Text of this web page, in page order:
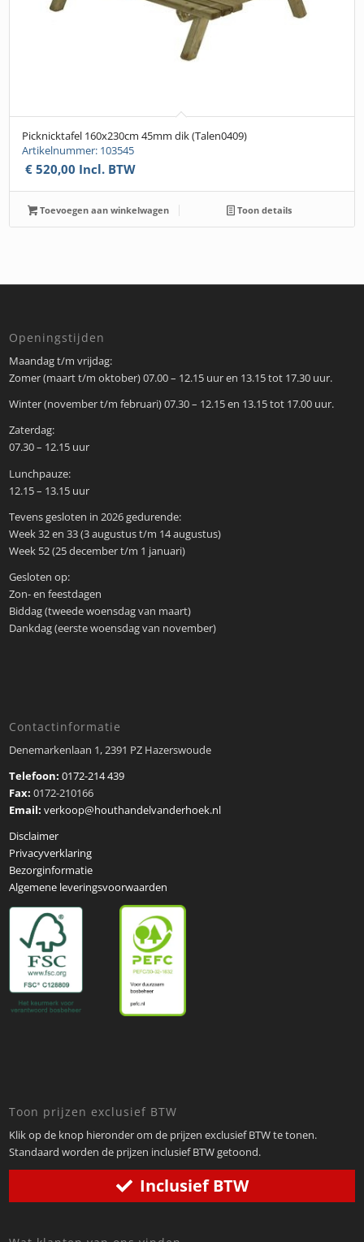
Picknicktafel 160x230cm 45mm dik (Talen0409)
Artikelnummer: 103545
€ 520,00 Incl. BTW
Toevoegen aan winkelwagen Toon details
Openingstijden
Maandag t/m vrijdag:
Zomer (maart t/m oktober) 07.00 – 12.15 uur en 13.15 tot 17.30 uur.
Winter (november t/m februari) 07.30 – 12.15 en 13.15 tot 17.00 uur.
Zaterdag:
07.30 – 12.15 uur
Lunchpauze:
12.15 – 13.15 uur
Tevens gesloten in 2026 gedurende:
Week 32 en 33 (3 augustus t/m 14 augustus)
Week 52 (25 december t/m 1 januari)
Gesloten op:
Zon- en feestdagen
Biddag (tweede woensdag van maart)
Dankdag (eerste woensdag van november)
Contactinformatie
Denemarkenlaan 1, 2391 PZ Hazerswoude
Telefoon:0172-214 439
Fax:0172-210166
Email: verkoop@houthandelvanderhoek.nl
Disclaimer
Privacyverklaring
Bezorginformatie
Algemene leveringsvoorwaarden
Toon prijzen exclusief BTW
Klik op de knop hieronder om de prijzen exclusief BTW te tonen.
Standaard worden de prijzen inclusief BTW getoond.
Inclusief BTW